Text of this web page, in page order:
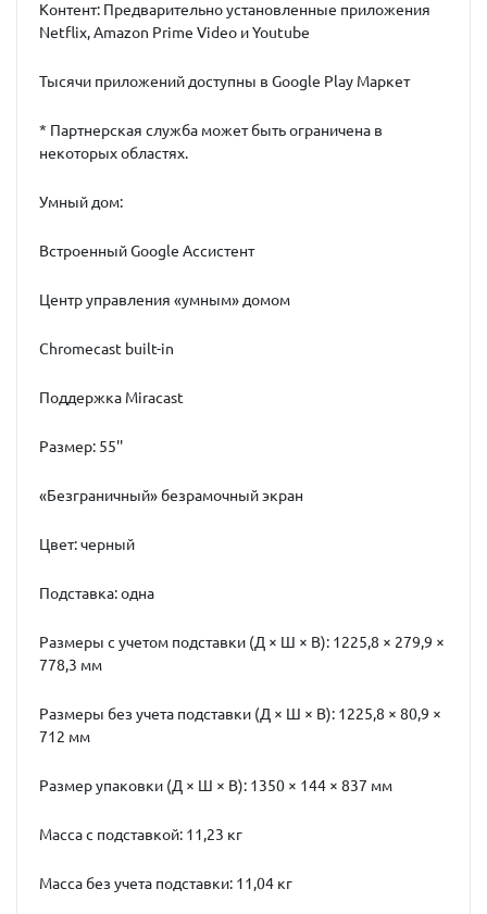
Контент: Предварительно установленные приложения
Netflix, Amazon Prime Video и Youtube
Тысячи приложений доступны в Google Play Маркет
* Партнерская служба может быть ограничена в
некоторых областях.
Умный дом:
Встроенный Google Ассистент
Центр управления «умным» домом
Chromecast built-in
Поддержка Miracast
Размер: 55''
«Безграничный» безрамочный экран
Цвет: черный
Подставка: одна
Размеры с учетом подставки (Д × Ш × В): 1225,8 × 279,9 ×
778,3 мм
Размеры без учета подставки (Д × Ш × В): 1225,8 × 80,9 ×
712 мм
Размер упаковки (Д × Ш × В): 1350 × 144 × 837 мм
Масса с подставкой: 11,23 кг
Масса без учета подставки: 11,04 кг